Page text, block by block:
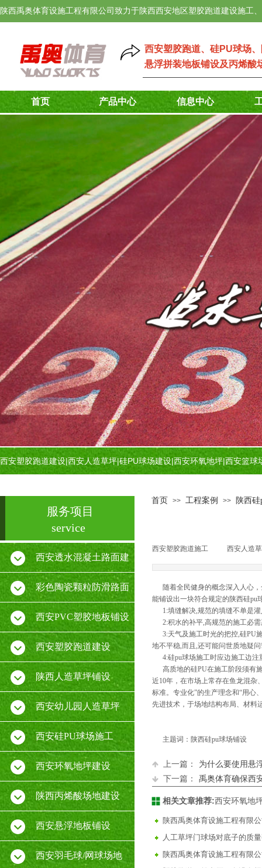
西安塑胶跑道、 硅PU球场、
悬浮拼装地板铺设及丙烯酸
陕西禹奥体育设施工程有限公司致力于陕西西安地区塑胶跑道建设施工
首页 产品中心 信息中心
西安塑胶跑道建设|西安人造草坪|硅PU球场建设|西安环氧地坪|西安篮球
服务项目
service
首页 >> 工程案例 >> 陕西
西安塑胶跑道施工 西安人造
随着全民健身的概念深入人心，
能铺设出一块符合规定的陕西硅pu
1:填缝解决,规范的填缝不单是
2:积水的补平,高规范的施工必
3:天气及施工时光的把控,硅PU
地不平稳,而且,还可能问世质地疑
4:硅pu球场施工时应边施工边
高质地的硅PU在施工阶段须有
近10年，在市场上常存在鱼龙混杂
标准。专业化”的生产理念和“用心
先进技术，于场地结构布局、材料
主题词：陕西硅pu球场铺设
上一篇：
为什么要使用悬
下一篇：
禹奥体育确保西
西安透水混凝土路面建
设 彩色陶瓷颗粒防滑路面
施工 西安PVC塑胶地板铺设
厂家 西安塑胶跑道建设
陕西人造草坪铺设
西安幼儿园人造草坪
西安硅PU球场施工
西安环氧地坪建设
陕西丙烯酸场地建设
西安悬浮地板铺设
西安羽毛球/网球场地
相关文章推荐:西安环氧地
陕西禹奥体育设施工程有限
人工草坪门球场对底子的质
陕西禹奥体育设施工程有限